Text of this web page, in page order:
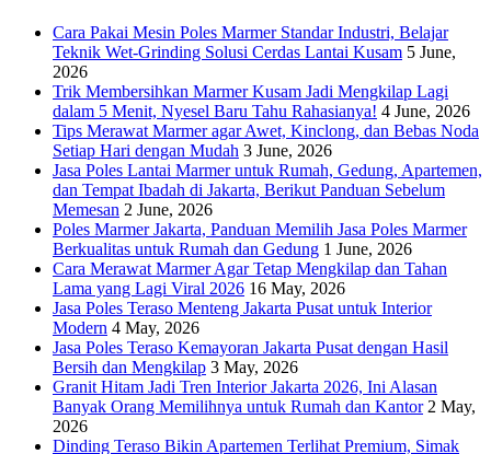
Cara Pakai Mesin Poles Marmer Standar Industri, Belajar
Teknik Wet-Grinding Solusi Cerdas Lantai Kusam 5 June,
2026
Trik Membersihkan Marmer Kusam Jadi Mengkilap Lagi
dalam 5 Menit, Nyesel Baru Tahu Rahasianya! 4 June, 2026
Tips Merawat Marmer agar Awet, Kinclong, dan Bebas Noda
Setiap Hari dengan Mudah 3 June, 2026
Jasa Poles Lantai Marmer untuk Rumah, Gedung, Apartemen,
dan Tempat Ibadah di Jakarta, Berikut Panduan Sebelum
Memesan 2 June, 2026
Poles Marmer Jakarta, Panduan Memilih Jasa Poles Marmer
Berkualitas untuk Rumah dan Gedung 1 June, 2026
Cara Merawat Marmer Agar Tetap Mengkilap dan Tahan
Lama yang Lagi Viral 2026 16 May, 2026
Jasa Poles Teraso Menteng Jakarta Pusat untuk Interior
Modern 4 May, 2026
Jasa Poles Teraso Kemayoran Jakarta Pusat dengan Hasil
Bersih dan Mengkilap 3 May, 2026
Granit Hitam Jadi Tren Interior Jakarta 2026, Ini Alasan
Banyak Orang Memilihnya untuk Rumah dan Kantor 2 May,
2026
Dinding Teraso Bikin Apartemen Terlihat Premium, Simak